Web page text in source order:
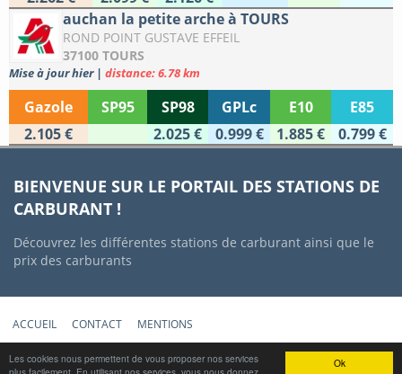
Ok
Les cookies nous permettent de vous proposer nos services
auchan la petite arche à TOURS
ROND POINT GUSTAVE EFFEIL
37100 TOURS
Mise à jour hier | distance: 6.78 km
Gazole SP95 SP98 GPLc E10
E85
2.105 €
2.025 € 0.999 € 1.885 € 0.799 €
BIENVENUE SUR LE PORTAIL DES STATIONS DE
CARBURANT !
Découvrez les différentes stations de carburant ainsi que le
prix des carburants
ACCUEIL CONTACT
MENTIONS
Copyright © 2012-2022 Stations-Carburant.com / v5.0.0 (29/06/2022)